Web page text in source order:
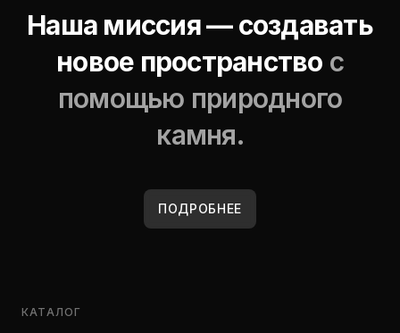
Наша миссия — создавать
новое пространство с
помощью природного
камня.
ПОДРОБНЕЕ
КАТАЛОГ